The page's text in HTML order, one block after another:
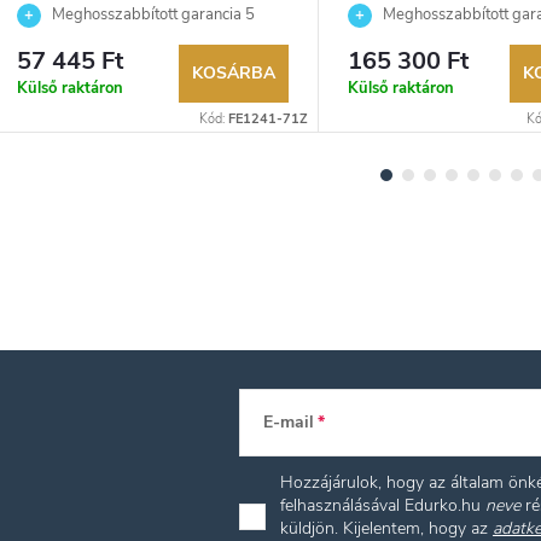
Meghosszabbított garancia 5
évre. Akár 100 napos visszaküldési
lehetőség. Hivatalos márkakereskedő.
57 445 Ft
Külső raktáron
KOSÁRBA
Kód: FE1241-71Z
Meghosszabbított
évre. Akár 100 napos
lehetőség. Hivatalos
165 300 Ft
Külső raktáron
E-mail
Hozzájárulok, hogy az általam
felhasználásával Edurko.hu neve
küldjön. Kijelentem, hogy az